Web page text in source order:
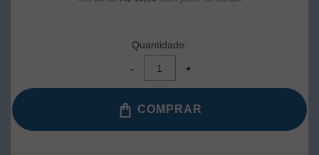
Quantidade:
COMPRAR